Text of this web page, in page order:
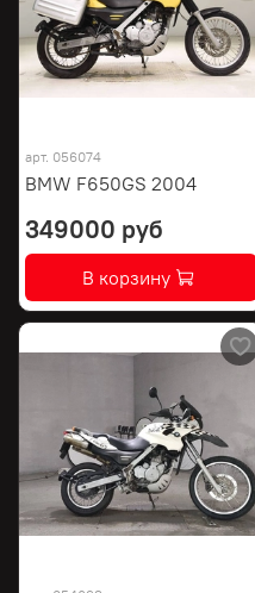
арт. 056074
BMW F650GS 2004
349000 руб
В корзину